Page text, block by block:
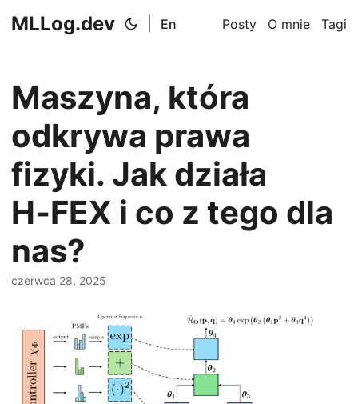
MLLog.dev En Posty O mnie Tagi
Maszyna, która
odkrywa prawa
fizyki. Jak działa
H‑FEX i co z tego dla
nas?
czerwca 28, 2025